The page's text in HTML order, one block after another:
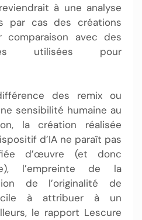
à une analyse
par cas des créations
comparaison avec des
utilisées pour
des remix ou
sensibilité humaine au
la création réalisée
d’IA ne paraît pas
d’œuvre (et donc
l’empreinte de la
de l’originalité de
à attribuer à un
le rapport Lescure